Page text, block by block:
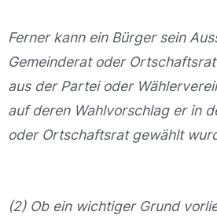
Ferner kann ein Bürger sein
Gemeinderat oder
aus der Partei oder
auf deren Wahlvorschlag er in
oder Ortschaftsrat gewählt
(2) Ob ein wichtiger Grund